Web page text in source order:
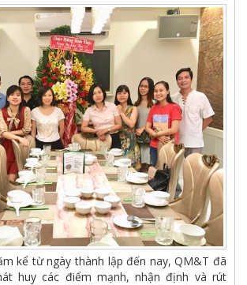
kể từ ngày thành lập đến nay, QM&T đã
huy các điểm mạnh, nhận định và rút